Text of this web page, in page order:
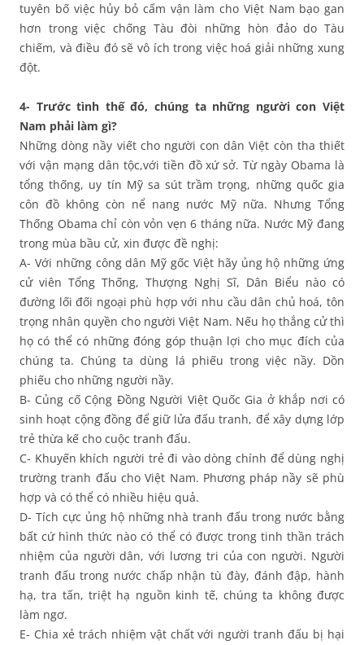
tuyên bố việc hủy bỏ cấm vận làm cho Việt Nam bạo gan
hơn trong việc chống Tàu đòi những hòn đảo do Tàu
chiếm, và điều đó sẽ vô ích trong việc hoá giải những xung
đột.
4- Trước tình thế đó, chúng ta những người con Việt
Nam phải làm gì?
Những dòng nầy viết cho người con dân Việt còn tha thiết
với vận mạng dân tộc,với tiền đồ xứ sở. Từ ngày Obama là
tổng thống, uy tín Mỹ sa sút trầm trọng, những quốc gia
côn đồ không còn nể nang nước Mỹ nữa. Nhưng Tổng
Thống Obama chỉ còn vỏn vẹn 6 tháng nữa. Nước Mỹ đang
trong mùa bầu cử, xin được đề nghị:
A- Với những công dân Mỹ gốc Việt hãy ủng hộ những ứng
cử viên Tổng Thống, Thượng Nghị Sĩ, Dân Biểu nào có
đường lối đối ngoại phù hợp với nhu cầu dân chủ hoá, tôn
trọng nhân quyền cho người Việt Nam. Nếu họ thắng cử thì
họ có thể có những đóng góp thuận lợi cho mục đích của
chúng ta. Chúng ta dùng lá phiếu trong việc nầy. Dồn
phiếu cho những người nầy.
B- Củng cố Cộng Đồng Người Việt Quốc Gia ở khắp nơi có
sinh hoạt cộng đồng để giữ lửa đấu tranh, để xây dựng lớp
trẻ thừa kế cho cuộc tranh đấu.
C- Khuyến khích người trẻ đi vào dòng chính để dùng nghị
trường tranh đấu cho Việt Nam. Phương pháp nầy sẽ phù
hợp và có thể có nhiều hiệu quả.
D- Tích cực ủng hộ những nhà tranh đấu trong nước bằng
bất cứ hình thức nào có thể có được trong tinh thần trách
nhiệm của người dân, với lương tri của con người. Người
tranh đấu trong nước chấp nhận tù đày, đánh đập, hành
hạ, tra tấn, triệt hạ nguồn kinh tế, chúng ta không được
làm ngơ.
E- Chia xẻ trách nhiệm vật chất với người tranh đấu bị hại